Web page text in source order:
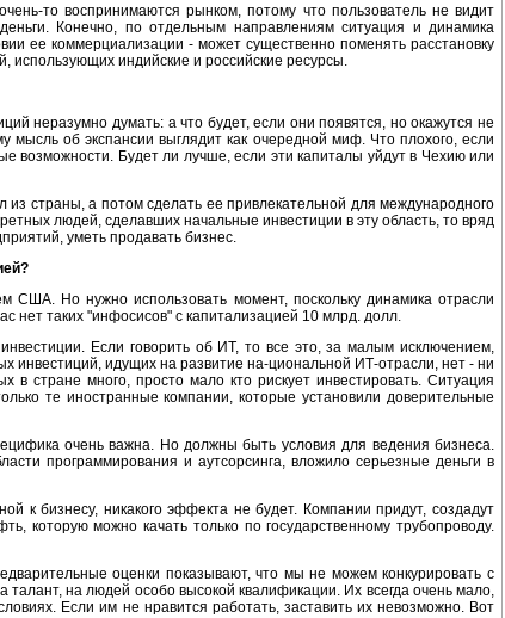
то воспринимаются рынком, потому что пользователь не видит
Конечно, по отдельным направлениям ситуация и динамика
ее коммерциализации - может существенно поменять расстановку
использующих индийские и российские ресурсы.
неразумно думать: а что будет, если они появятся, но окажутся не
об экспансии выглядит как очередной миф. Что плохого, если
возможности. Будет ли лучше, если эти капиталы уйдут в Чехию или
страны, а потом сделать ее привлекательной для международного
людей, сделавших начальные инвестиции в эту область, то вряд
уметь продавать бизнес.
Но нужно использовать момент, поскольку динамика отрасли
нет таких "инфосисов" с капитализацией 10 млрд. долл.
Если говорить об ИТ, то все это, за малым исключением,
инвестиций, идущих на развитие на-циональной ИТ-отрасли, нет - ни
стране много, просто мало кто рискует инвестировать. Ситуация
те иностранные компании, которые установили доверительные
очень важна. Но должны быть условия для ведения бизнеса.
программирования и аутсорсинга, вложило серьезные деньги в
к бизнесу, никакого эффекта не будет. Компании придут, создадут
которую можно качать только по государственному трубопроводу.
оценки показывают, что мы не можем конкурировать с
на людей особо высокой квалификации. Их всегда очень мало,
Если им не нравится работать, заставить их невозможно. Вот